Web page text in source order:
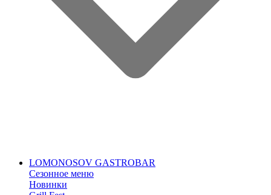
LOMONOSOV GASTROBAR
Сезонное меню
Новинки